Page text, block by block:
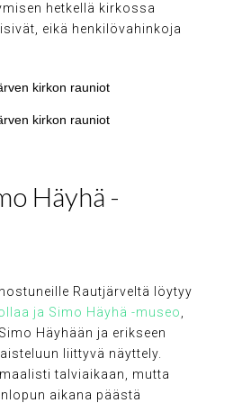
hetkellä kirkossa
eikä henkilövahinkoja
Häyhä -
Rautjärveltä löytyy
ja Simo Häyhä -museo
Häyhään ja erikseen
liittyvä näyttely.
talviaikaan, mutta
aikana päästä